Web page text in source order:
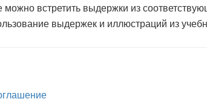
встретить выдержки из
выдержек и иллюстраций из